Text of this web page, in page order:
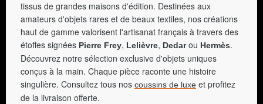
tissus de grandes maisons d'édition. Destinées aux
amateurs d'objets rares et de beaux textiles, nos créations
haut de gamme valorisent l'artisanat français à travers des
étoffes signées Pierre Frey, Lelièvre, Dedarou Hermès.
Découvrez notre sélection exclusive d'objets uniques
conçus à la main. Chaque pièce raconte une histoire
singulière. Consultez tous nos coussins de luxe et profitez
de la livraison offerte.